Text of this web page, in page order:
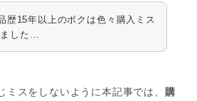
歴15年以上のボクは色々購入ミス
した…
ミスをしないように本記事では、
購